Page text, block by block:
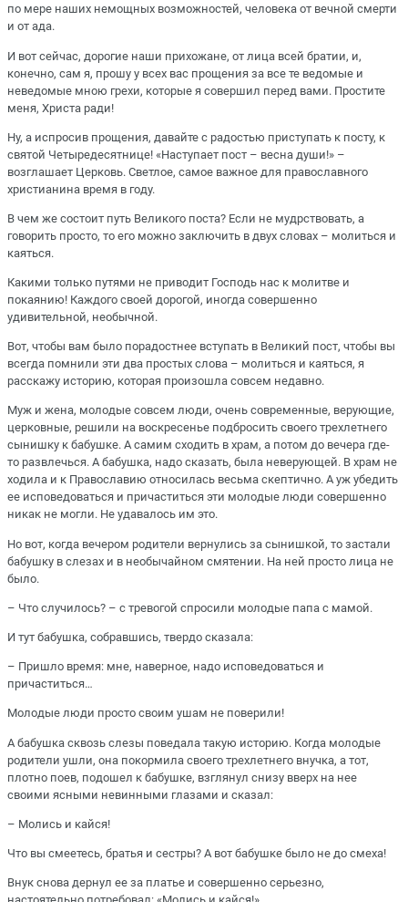
по мере наших немощных возможностей, человека от вечной смерти
и от ада.
И вот сейчас, дорогие наши прихожане, от лица всей братии, и,
конечно, сам я, прошу у всех вас прощения за все те ведомые и
неведомые мною грехи, которые я совершил перед вами. Простите
меня, Христа ради!
Ну, а испросив прощения, давайте с радостью приступать к посту, к
святой Четыредесятнице! «Наступает пост – весна души!» –
возглашает Церковь. Светлое, самое важное для православного
христианина время в году.
В чем же состоит путь Великого поста? Если не мудрствовать, а
говорить просто, то его можно заключить в двух словах – молиться и
каяться.
Какими только путями не приводит Господь нас к молитве и
покаянию! Каждого своей дорогой, иногда совершенно
удивительной, необычной.
Вот, чтобы вам было порадостнее вступать в Великий пост, чтобы вы
всегда помнили эти два простых слова – молиться и каяться, я
расскажу историю, которая произошла совсем недавно.
Муж и жена, молодые совсем люди, очень современные, верующие,
церковные, решили на воскресенье подбросить своего трехлетнего
сынишку к бабушке. А самим сходить в храм, а потом до вечера где-
то развлечься. А бабушка, надо сказать, была неверующей. В храм не
ходила и к Православию относилась весьма скептично. А уж убедить
ее исповедоваться и причаститься эти молодые люди совершенно
никак не могли. Не удавалось им это.
Но вот, когда вечером родители вернулись за сынишкой, то застали
бабушку в слезах и в необычайном смятении. На ней просто лица не
было.
– Что случилось? – с тревогой спросили молодые папа с мамой.
И тут бабушка, собравшись, твердо сказала:
– Пришло время: мне, наверное, надо исповедоваться и
причаститься…
Молодые люди просто своим ушам не поверили!
А бабушка сквозь слезы поведала такую историю. Когда молодые
родители ушли, она покормила своего трехлетнего внучка, а тот,
плотно поев, подошел к бабушке, взглянул снизу вверх на нее
своими ясными невинными глазами и сказал:
– Молись и кайся!
Что вы смеетесь, братья и сестры? А вот бабушке было не до смеха!
Внук снова дернул ее за платье и совершенно серьезно,